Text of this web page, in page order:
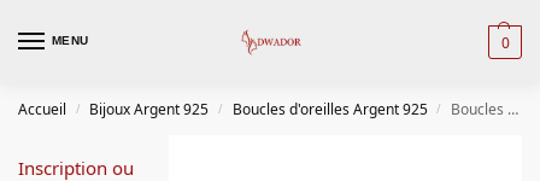
MENU 0
Accueil / Bijoux Argent 925 / Boucles d'oreilles Argent 925 / Boucles d’Oreilles Argent 925 Rhodié
Inscription ou